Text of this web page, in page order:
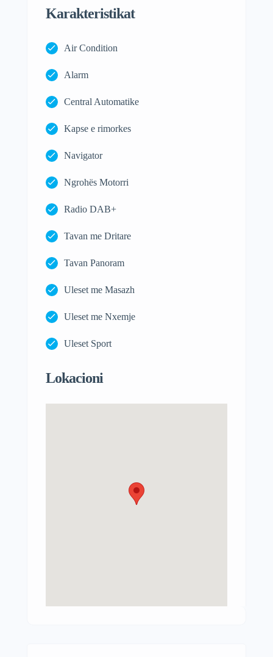
Karakteristikat
Air Condition
Alarm
Central Automatike
Kapse e rimorkes
Navigator
Ngrohës Motorri
Radio DAB+
Tavan me Dritare
Tavan Panoram
Uleset me Masazh
Uleset me Nxemje
Uleset Sport
Lokacioni